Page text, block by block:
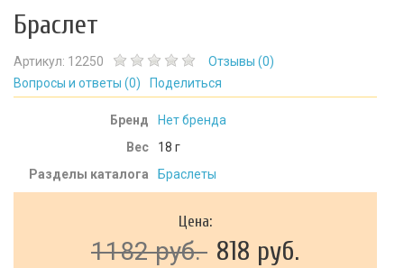
Браслет
Артикул: 12250 Отзывы (0)
Вопросы и ответы (0) Поделиться
Бренд
Нет бренда
Вес
18 г
Разделы каталога
Браслеты
Цена:
1182 руб. 818 руб.